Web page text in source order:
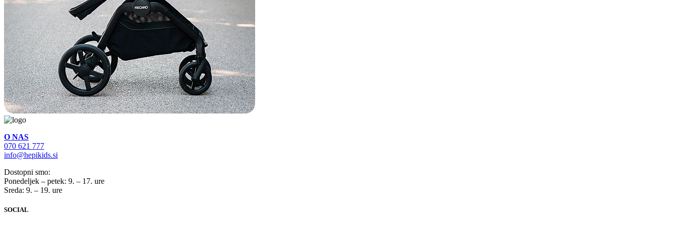
O NAS
070 621 777
info@hepikids.si
Dostopni smo:
Ponedeljek – petek: 9. – 17. ure
Sreda: 9. – 19. ure
SOCIAL